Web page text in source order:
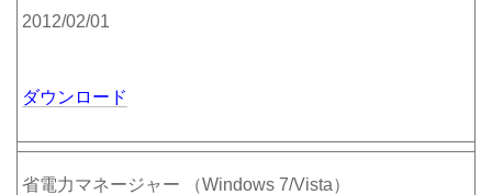
2012/02/01
ダウンロード
省電力マネージャー （Windows 7/Vista）